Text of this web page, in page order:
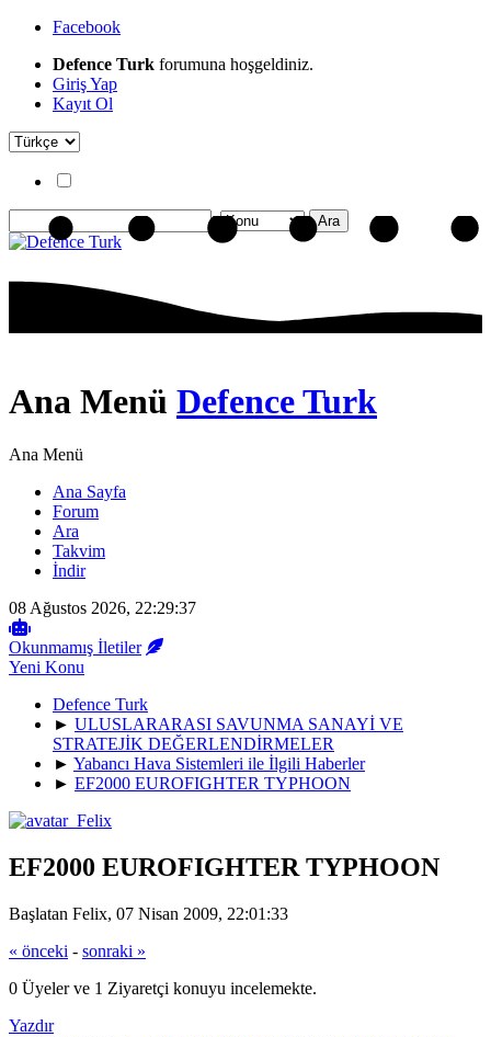
Facebook
Defence Turk forumuna hoşgeldiniz.
Giriş Yap
Kayıt Ol
Ana Menü Defence Turk
Ana Menü
Ana Sayfa
Forum
Ara
Takvim
İndir
08 Ağustos 2026, 22:29:37
Okunmamış İletiler
Yeni Konu
Defence Turk
► ULUSLARARASI SAVUNMA SANAYİ VE
STRATEJİK DEĞERLENDİRMELER
► Yabancı Hava Sistemleri ile İlgili Haberler
► EF2000 EUROFIGHTER TYPHOON
EF2000 EUROFIGHTER TYPHOON
Başlatan Felix, 07 Nisan 2009, 22:01:33
« önceki - sonraki »
0 Üyeler ve 1 Ziyaretçi konuyu incelemekte.
Yazdır